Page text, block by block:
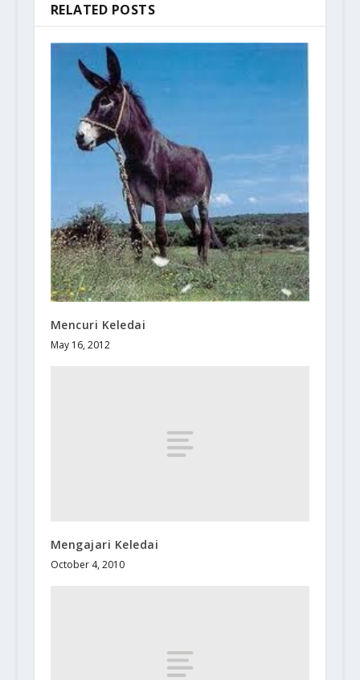
RELATED POSTS
Mencuri Keledai
May 16, 2012
Mengajari Keledai
October 4, 2010